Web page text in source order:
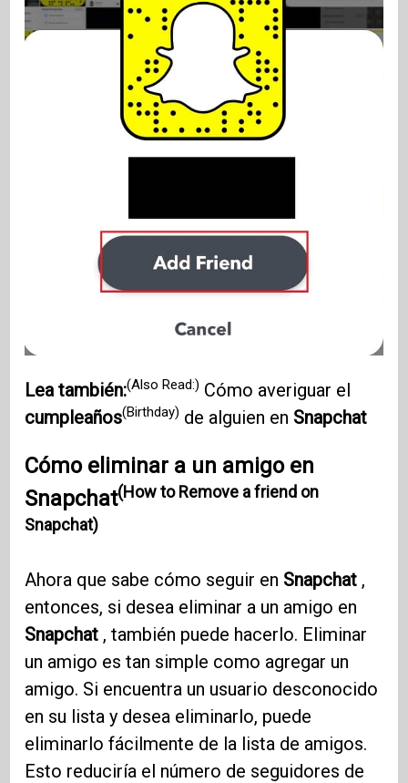
Lea también:(Also Read:) Cómo averiguar el
cumpleaños(Birthday) de alguien en Snapchat
Cómo eliminar a un amigo en
Snapchat(How to Remove a friend on
Snapchat)
Ahora que sabe cómo seguir en Snapchat ,
entonces, si desea eliminar a un amigo en
Snapchat , también puede hacerlo. Eliminar
un amigo es tan simple como agregar un
amigo. Si encuentra un usuario desconocido
en su lista y desea eliminarlo, puede
eliminarlo fácilmente de la lista de amigos.
Esto reduciría el número de seguidores de